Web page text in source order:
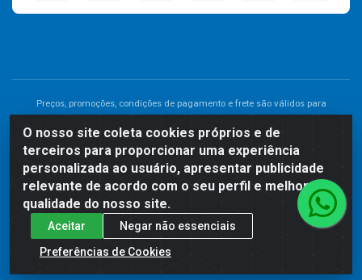
O nosso site coleta cookies próprios e de
terceiros para proporcionar uma experiência
personalizada ao usuário, apresentar publicidade
relevante de acordo com o seu perfil e melhorar a
qualidade do nosso site.
Aceitar
Negar não essenciais
Preferências de Cookies
Preços, promoções, condições de pagamento e frete são válidos para
preço de um produto, será válido o preço que for exibido no carrinho de
compras do site no momento do pagamento. As vendas estão sujeitas a
análise e disponibilidade do estoque. Imagens de produtos meramente
Comercial de Construção 2001 LTDA - Av. Congresso
Eucarístico, 1179 - São José, Carpina - PE - CEP: 55811-000 -
70.220.389/0001-66